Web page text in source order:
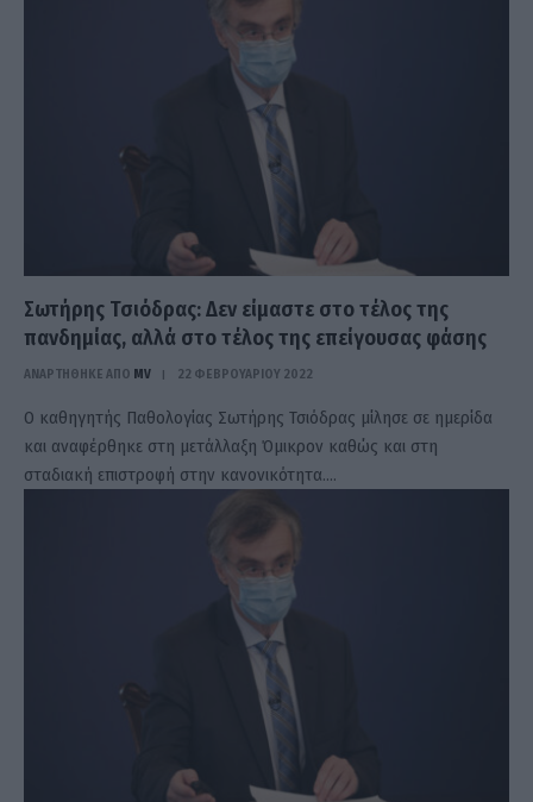
Σωτήρης Τσιόδρας: Δεν είμαστε στο τέλος της
πανδημίας, αλλά στο τέλος της επείγουσας φάσης
ΑΝΑΡΤΗΘΗΚΕ ΑΠΟ MV 22 ΦΕΒΡΟΥΑΡΊΟΥ 2022
Ο καθηγητής Παθολογίας Σωτήρης Τσιόδρας μίλησε σε ημερίδα
και αναφέρθηκε στη μετάλλαξη Όμικρον καθώς και στη
σταδιακή επιστροφή στην κανονικότητα.…